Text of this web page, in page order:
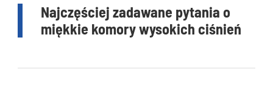
Najczęściej zadawane pytania o
miękkie komory wysokich ciśnień